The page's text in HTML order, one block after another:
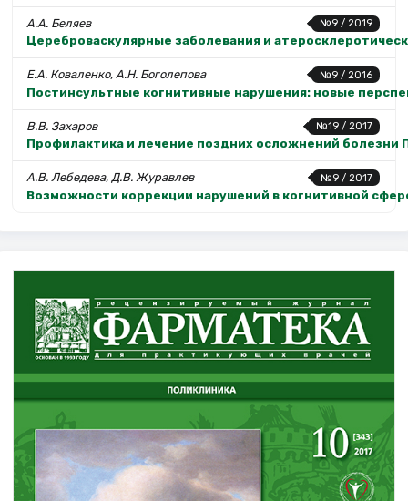
№9 / 2019
А.А. Беляев
Цереброваскулярные заболевания и
№9 / 2016
Е.А. Коваленко, А.Н. Боголепова
Постинсультные когнитивные нарушения: новые
№19 / 2017
В.В. Захаров
Профилактика и лечение поздних осложнений болезни
№9 / 2017
А.В. Лебедева, Д.В. Журавлев
Возможности коррекции нарушений в когнитивной